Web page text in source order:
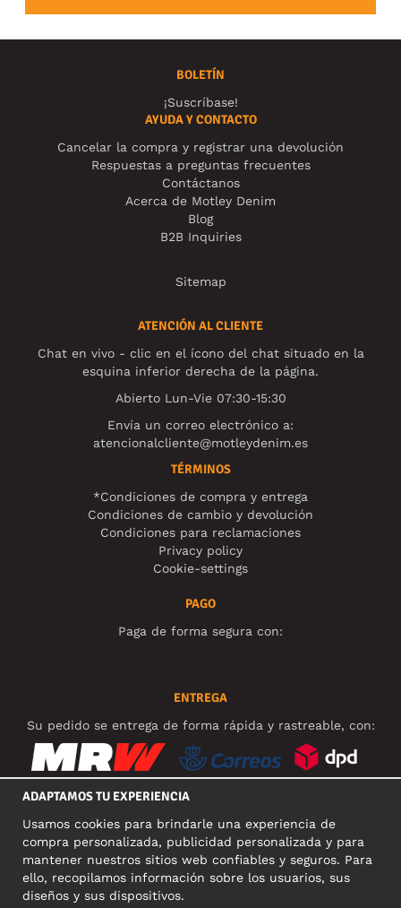
BOLETÍN
¡Suscríbase!
AYUDA Y CONTACTO
Cancelar la compra y registrar una devolución
Respuestas a preguntas frecuentes
Contáctanos
Acerca de Motley Denim
Blog
B2B Inquiries
Sitemap
ATENCIÓN AL CLIENTE
Chat en vivo - clic en el ícono del chat situado en la
esquina inferior derecha de la página.
Abierto Lun-Vie 07:30-15:30
Envía un correo electrónico a:
atencionalcliente@motleydenim.es
TÉRMINOS
*Condiciones de compra y entrega
Condiciones de cambio y devolución
Condiciones para reclamaciones
Privacy policy
Cookie-settings
PAGO
Paga de forma segura con:
ENTREGA
Su pedido se entrega de forma rápida y rastreable, con:
REDES SOCIALES
DIRECCIÓN COMERCIAL
ADAPTAMOS TU EXPERIENCIA
Usamos cookies para brindarle una experiencia de
compra personalizada, publicidad personalizada y para
mantener nuestros sitios web confiables y seguros. Para
ello, recopilamos información sobre los usuarios, sus
diseños y sus dispositivos.